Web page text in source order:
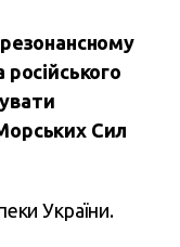
Сил
України.